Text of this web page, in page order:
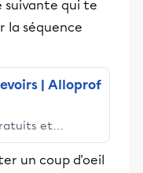
suivante qui te
la séquence
| Alloprof
et
les élèves
réussite
un coup d'oeil